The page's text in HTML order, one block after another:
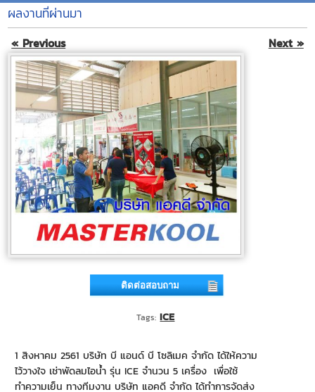
ผลงานที่ผ่านมา
« Previous Next »
Tags: ICE
1 สิงหาคม 2561 บริษัท บี แอนด์ บี โซลิเมค จำกัด ได้ให้ความ
ไว้วางใจ เช่าพัดลมไอน้ำ รุ่น ICE จำนวน 5 เครื่อง เพื่อใช้
ทำความเย็น ทางทีมงาน บริษัท แอคดี จำกัด ได้ทำการจัดส่ง